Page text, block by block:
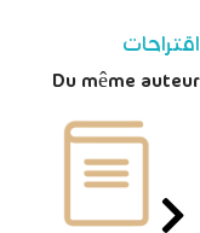
اقتراحات
Du même auteur